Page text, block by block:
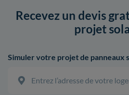
Recevez un devis
projet
Simuler votre projet de panneaux